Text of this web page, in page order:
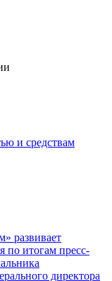
и средствам
развивает
по итогам пресс-
директора